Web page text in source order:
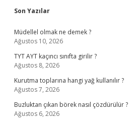
Sidebar
Son Yazılar
Müdellel olmak ne demek ?
Ağustos 10, 2026
TYT AYT kaçıncı sınıfta girilir ?
Ağustos 8, 2026
Kurutma toplarına hangi yağ kullanılır ?
Ağustos 7, 2026
Buzluktan çıkan börek nasıl çözdürülür ?
Ağustos 6, 2026